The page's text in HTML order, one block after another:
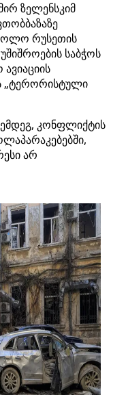
ზელენსკიმ
რუსეთის
საბჭოს
„ტერორისტული
კონფლიქტის
არ